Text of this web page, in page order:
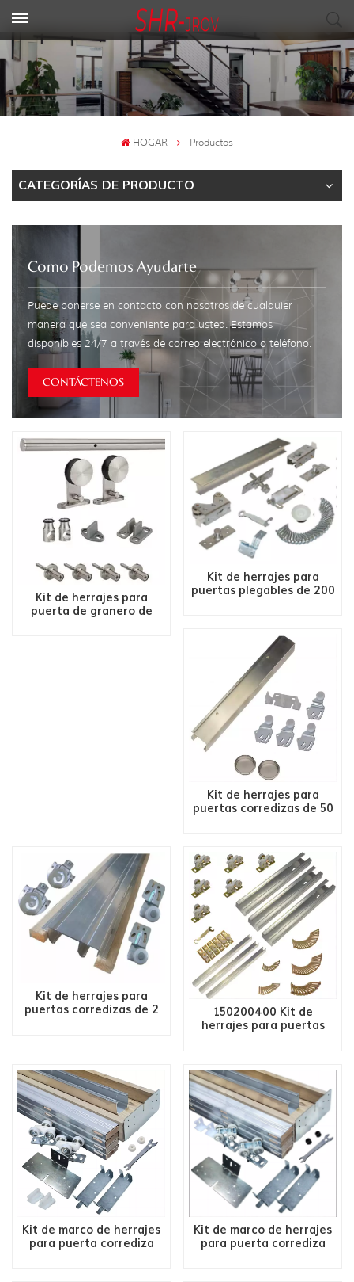
HOGAR Productos
CATEGORÍAS DE PRODUCTO
Como Podemos Ayudarte
Puede ponerse en contacto con nosotros de cualquier
manera que sea conveniente para usted. Estamos
disponibles 24/7 a través de correo electrónico o teléfono.
CONTÁCTENOS
Kit de herrajes para
puerta de granero de
Kit de herrajes para
puertas plegables de 200
Kit de herrajes para
puertas corredizas de 50
Kit de herrajes para
puertas corredizas de 2
150200400 Kit de
herrajes para puertas
Kit de marco de herrajes
para puerta corrediza
Kit de marco de herrajes
para puerta corrediza